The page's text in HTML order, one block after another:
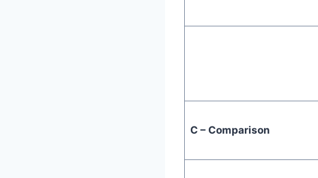
C – Comparison